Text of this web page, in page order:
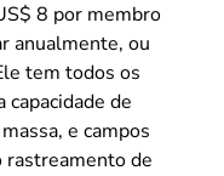
8 por membro
anualmente, ou
tem todos os
de
e campos
rastreamento de